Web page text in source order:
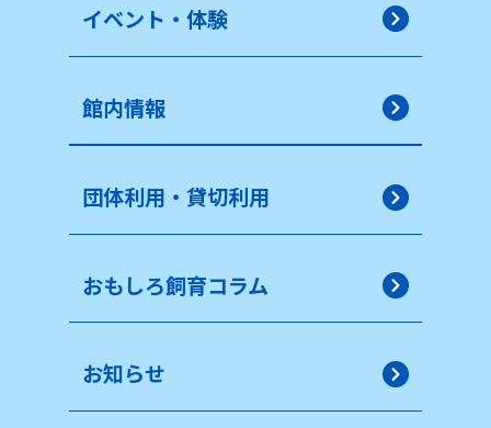
イベント・体験
館内情報
団体利用・貸切利用
おもしろ飼育コラム
お知らせ